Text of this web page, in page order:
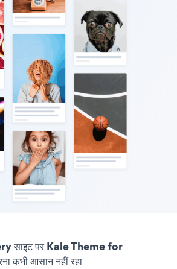
साइट पर Kale Theme for
कभी आसान नहीं रहा